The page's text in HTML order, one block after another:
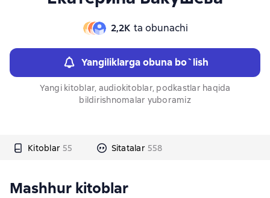
2,2К ta obunachi
Yangiliklarga obuna bo`lish
Yangi kitoblar, audiokitoblar, podkastlar haqida
bildirishnomalar yuboramiz
Kitoblar 55 Sitatalar 558
Mashhur kitoblar